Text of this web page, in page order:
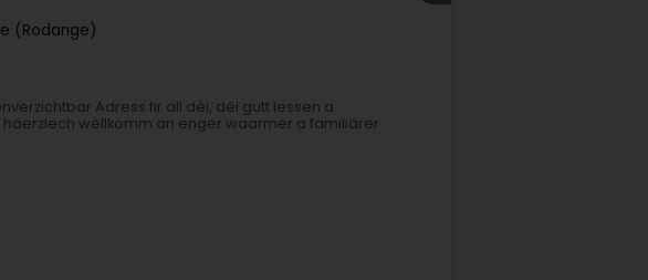
(Rodange)
Adress fir all déi, déi gutt Iessen a
häerzlech wëllkomm an enger waarmer a familiärer